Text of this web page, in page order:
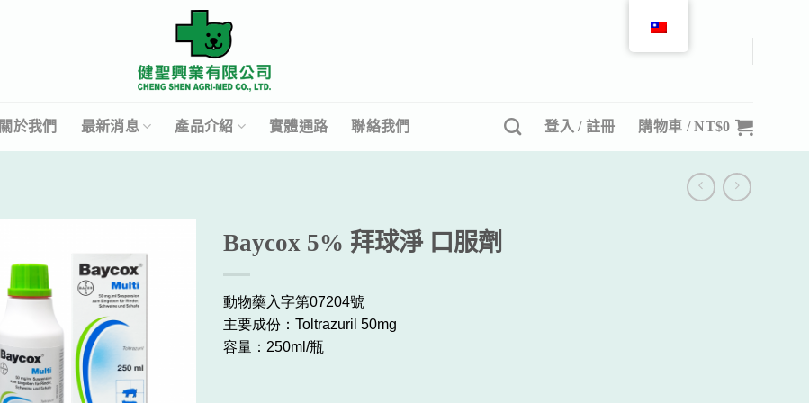
關於我們 最新消息 產品介紹 實體通路 聯絡我們 登入 / 註冊 購物車 /NT$0
Baycox 5% 拜球淨 口服劑
動物藥入字第07204號
主要成份： Toltrazuril 50mg
容量：250ml/瓶